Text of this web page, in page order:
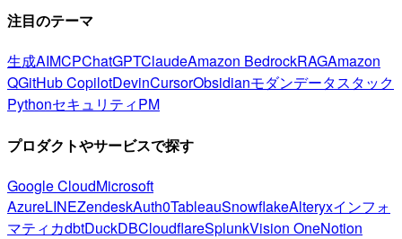
注目のテーマ
生成AIMCPChatGPTClaudeAmazon BedrockRAGAmazon
QGitHub CopilotDevinCursorObsidianモダンデータスタック
PythonセキュリティPM
プロダクトやサービスで探す
Google CloudMicrosoft
AzureLINEZendeskAuth0TableauSnowflakeAlteryxインフォ
マティカdbtDuckDBCloudflareSplunkVision OneNotion